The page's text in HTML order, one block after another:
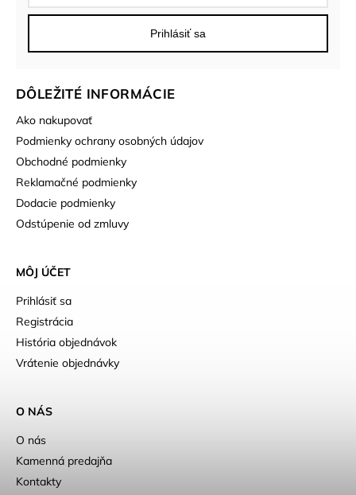
DÔLEŽITÉ INFORMÁCIE
Ako nakupovať
Podmienky ochrany osobných údajov
Obchodné podmienky
Reklamačné podmienky
Dodacie podmienky
Odstúpenie od zmluvy
MÔJ ÚČET
Prihlásiť sa
Registrácia
História objednávok
Vrátenie objednávky
Prihlásiť sa
O NÁS
O nás
Kamenná predajňa
Kontakty